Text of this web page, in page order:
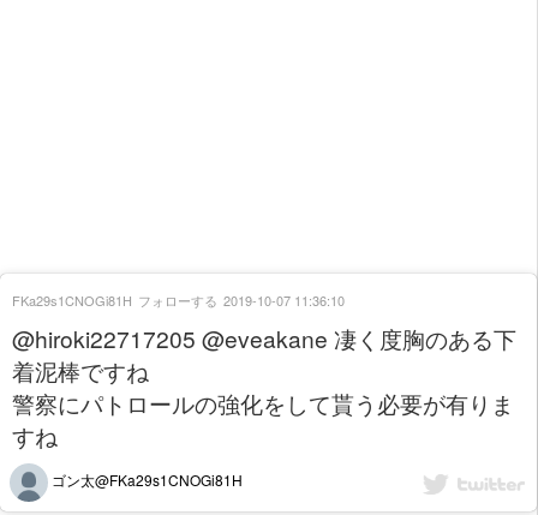
@hiroki22717205 @eveakane 凄く度胸のある下
着泥棒ですね
警察にパトロールの強化をして貰う必要が有りま
すね
ゴン太@FKa29s1CNOGi81H
FKa29s1CNOGi81H フォローする 2019-10-07 11:36:10